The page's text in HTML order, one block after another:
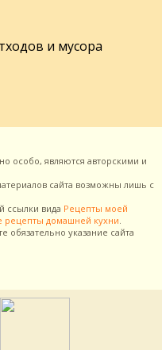
и мусора
особо, являются авторскими и
сайта возможны лишь с
ссылки вида Рецепты моей
рецепты домашней кухни.
указание сайта